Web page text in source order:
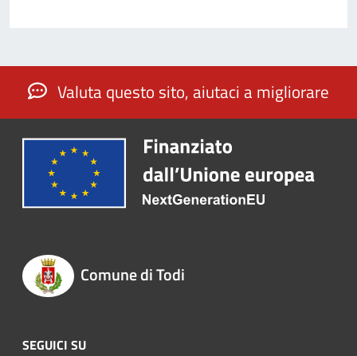
Valuta questo sito, aiutaci a migliorare
Comune di Todi
SEGUICI SU